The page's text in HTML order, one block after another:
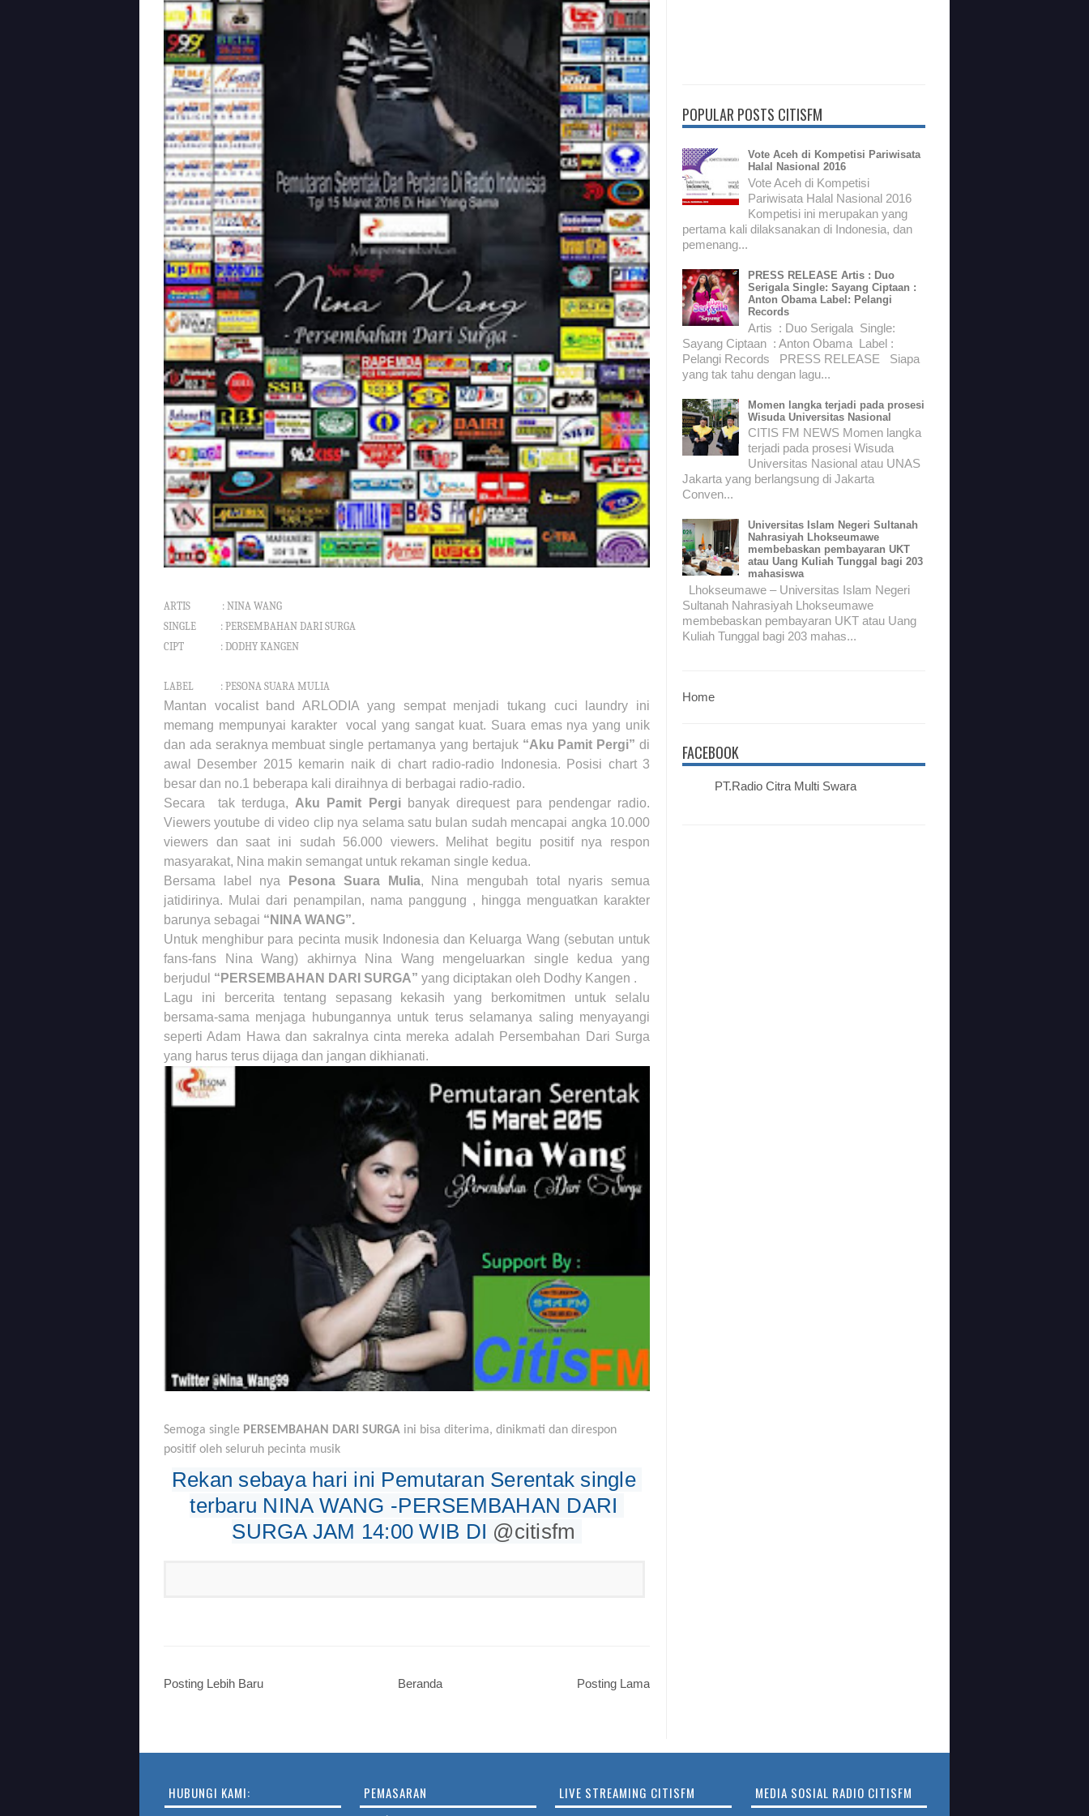
ARTIS : NINA WANG
SINGLE : PERSEMBAHAN DARI SURGA
CIPT : DODHY KANGEN
LABEL : PESONA SUARA MULIA
Mantan vocalist band ARLODIA yang sempat menjadi tukang cuci laundry ini
memang mempunyai karakter vocal yang sangat kuat. Suara emas nya yang unik
dan ada seraknya membuat single pertamanya yang bertajuk “Aku Pamit Pergi” di
awal Desember 2015 kemarin naik di chart radio-radio Indonesia. Posisi chart 3
besar dan no.1 beberapa kali diraihnya di berbagai radio-radio.
Secara tak terduga, Aku Pamit Pergi banyak direquest para pendengar radio.
Viewers youtube di video clip nya selama satu bulan sudah mencapai angka 10.000
viewers dan saat ini sudah 56.000 viewers. Melihat begitu positif nya respon
masyarakat, Nina makin semangat untuk rekaman single kedua.
Bersama label nya
Pesona Suara Mulia, Nina mengubah total nyaris semua
jatidirinya. Mulai dari penampilan, nama panggung , hingga menguatkan karakter
barunya sebagai “NINA WANG”.
Untuk menghibur para pecinta musik Indonesia dan Keluarga Wang (sebutan untuk
fans-fans Nina Wang) akhirnya Nina Wang mengeluarkan single kedua yang
berjudul “PERSEMBAHAN DARI SURGA” yang diciptakan oleh Dodhy Kangen .
Lagu ini bercerita tentang sepasang kekasih yang berkomitmen untuk selalu
bersama-sama menjaga hubungannya untuk terus selamanya saling menyayangi
seperti Adam Hawa dan sakralnya cinta mereka adalah Persembahan Dari Surga
yang harus terus dijaga dan jangan dikhianati.
Semoga single PERSEMBAHAN DARI SURGA ini bisa diterima, dinikmati dan direspon
positif oleh seluruh pecinta musik
Rekan sebaya hari ini Pemutaran Serentak single
terbaru NINA WANG -PERSEMBAHAN DARI
SURGA JAM 14:00 WIB DI @citisfm
Posting Lebih Baru Posting Lama
Beranda
POPULAR POSTS CITISFM
Vote Aceh di Kompetisi Pariwisata
Halal Nasional 2016
Vote Aceh di Kompetisi
Pariwisata Halal Nasional 2016
Kompetisi ini merupakan yang
pertama kali dilaksanakan di Indonesia, dan
pemenang...
PRESS RELEASE Artis : Duo
Serigala Single: Sayang Ciptaan :
Anton Obama Label: Pelangi
Records
Artis : Duo Serigala Single:
Sayang Ciptaan : Anton Obama Label :
Pelangi Records PRESS RELEASE Siapa
yang tak tahu dengan lagu...
Momen langka terjadi pada prosesi
Wisuda Universitas Nasional
CITIS FM NEWS Momen langka
terjadi pada prosesi Wisuda
Universitas Nasional atau UNAS
Jakarta yang berlangsung di Jakarta
Conven...
Universitas Islam Negeri Sultanah
Nahrasiyah Lhokseumawe
membebaskan pembayaran UKT
atau Uang Kuliah Tunggal bagi 203
mahasiswa
Lhokseumawe – Universitas Islam Negeri
Sultanah Nahrasiyah Lhokseumawe
membebaskan pembayaran UKT atau Uang
Kuliah Tunggal bagi 203 mahas...
Home
FACEBOOK
PT.Radio Citra Multi Swara
HUBUNGI KAMI: PEMASARAN LIVE STREAMING CITISFM MEDIA SOSIAL RADIO CITISFM